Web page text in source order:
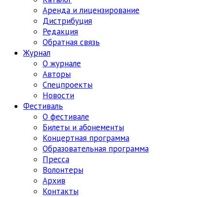
Аренда и лицензирование
Дистрибуция
Редакция
Обратная связь
Журнал
О журнале
Авторы
Спецпроекты
Новости
Фестиваль
О фестивале
Билеты и абонементы
Концертная программа
Образовательная программа
Пресса
Волонтеры
Архив
Контакты